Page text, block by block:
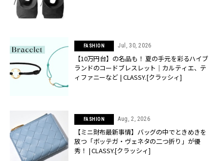
FASHION Jul, 30, 2026
【10万円台】の名品も！ 夏の手元を彩るハイブ
ランドのコードブレスレット｜カルティエ、テ
ィファニーなど | CLASSY.[クラッシィ]
FASHION Aug, 2, 2026
【ミニ財布最新事情】バッグの中でときめきを
放つ「ボッテガ・ヴェネタの二つ折り」が優
秀！ | CLASSY.[クラッシィ]